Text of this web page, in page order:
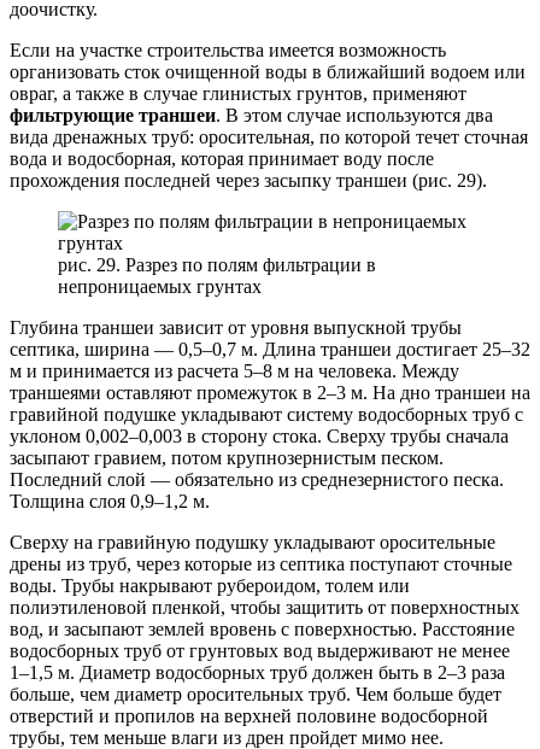
доочистку.
Если на участке строительства имеется возможность
организовать сток очищенной воды в ближайший водоем или
овраг, а также в случае глинистых грунтов, применяют
фильтрующие траншеи. В этом случае используются два
вида дренажных труб: оросительная, по которой течет сточная
вода и водосборная, которая принимает воду после
прохождения последней через засыпку траншеи (рис. 29).
рис. 29. Разрез по полям фильтрации в
непроницаемых грунтах
Глубина траншеи зависит от уровня выпускной трубы
септика, ширина — 0,5–0,7 м. Длина траншеи достигает 25–32
м и принимается из расчета 5–8 м на человека. Между
траншеями оставляют промежуток в 2–3 м. На дно траншеи на
гравийной подушке укладывают систему водосборных труб с
уклоном 0,002–0,003 в сторону стока. Сверху трубы сначала
засыпают гравием, потом крупнозернистым песком.
Последний слой — обязательно из среднезернистого песка.
Толщина слоя 0,9–1,2 м.
Сверху на гравийную подушку укладывают оросительные
дрены из труб, через которые из септика поступают сточные
воды. Трубы накрывают рубероидом, толем или
полиэтиленовой пленкой, чтобы защитить от поверхностных
вод, и засыпают землей вровень с поверхностью. Расстояние
водосборных труб от грунтовых вод выдерживают не менее
1–1,5 м. Диаметр водосборных труб должен быть в 2–3 раза
больше, чем диаметр оросительных труб. Чем больше будет
отверстий и пропилов на верхней половине водосборной
трубы, тем меньше влаги из дрен пройдет мимо нее.